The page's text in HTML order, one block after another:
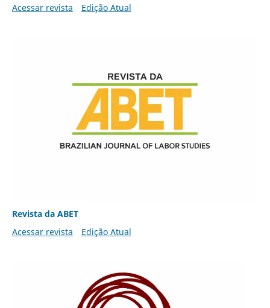
Acessar revista Edição Atual
Revista da ABET
Acessar revista
Edição Atual